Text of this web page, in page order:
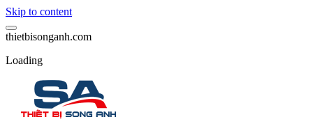
Skip to content
thietbisonganh.com
Loading